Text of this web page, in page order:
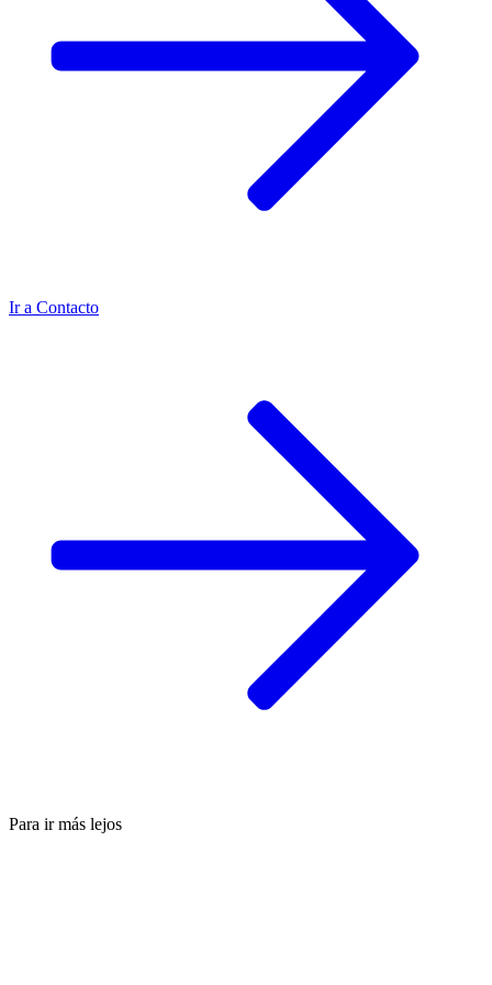
Ir a Contacto
Para ir más lejos